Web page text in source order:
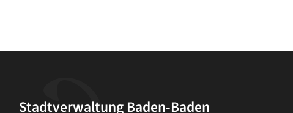
Stadtverwaltung Baden-Baden